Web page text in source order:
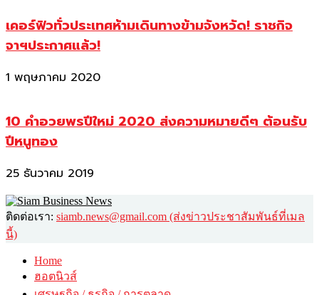
เคอร์ฟิวทั่วประเทศห้ามเดินทางข้ามจังหวัด! ราชกิจ
จาฯประกาศแล้ว!
1 พฤษภาคม 2020
10 คำอวยพรปีใหม่ 2020 ส่งความหมายดีๆ ต้อนรับ
ปีหนูทอง
25 ธันวาคม 2019
ติดต่อเรา: siamb.news@gmail.com (ส่งข่าวประชาสัมพันธ์ที่เมล
นี้)
Home
ฮอตนิวส์